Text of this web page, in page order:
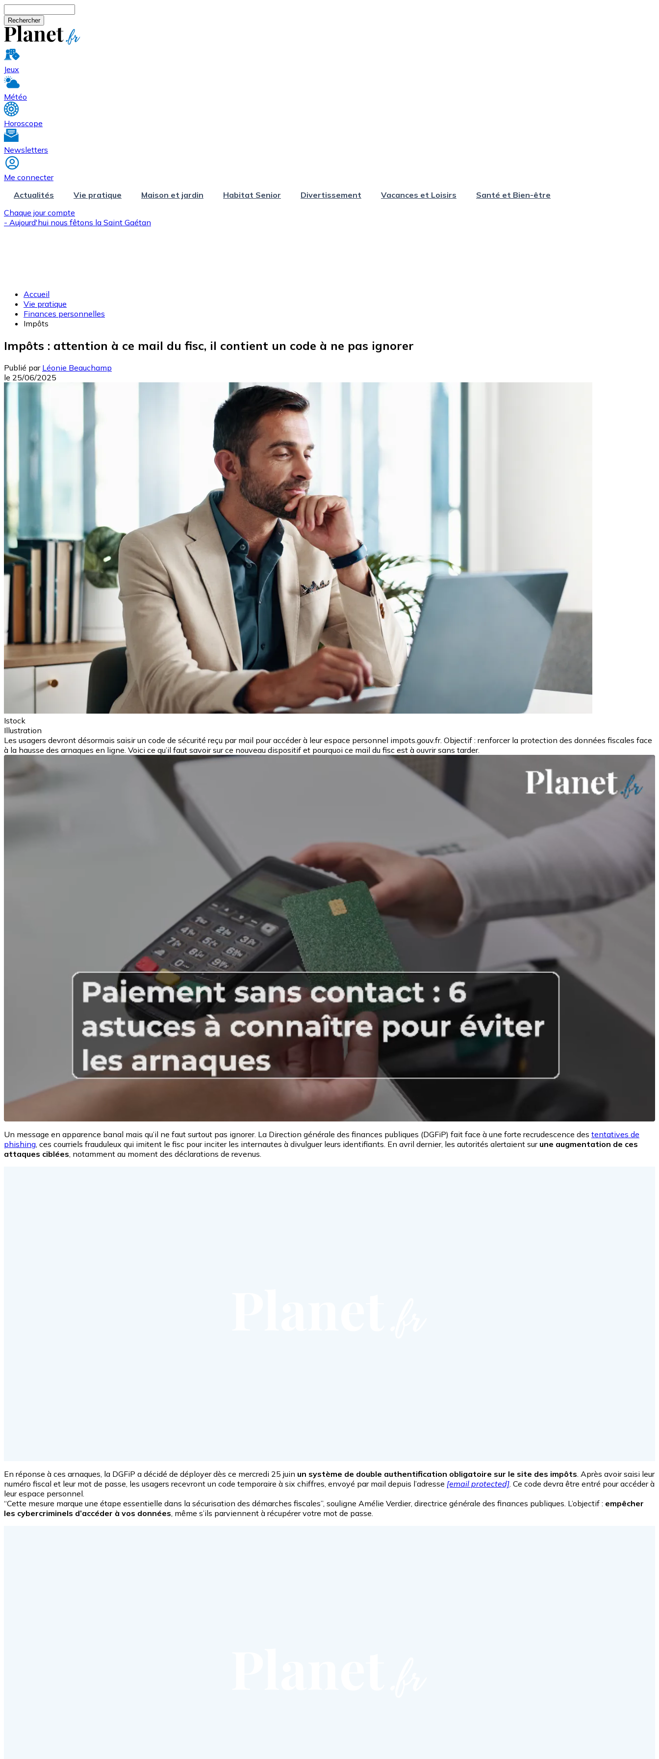
Jeux
Météo
Horoscope
Newsletters
Me connecter
Actualités
Vie pratique Maison et jardin Habitat Senior Divertissement Vacances et Loisirs
Santé et Bien-être
Chaque jour compte
- Aujourd'hui nous fêtons la Saint Gaétan
Accueil
Vie pratique
Finances personnelles
Impôts
Impôts : attention à ce mail du fisc, il contient un code à ne pas ignorer
Publié par Léonie Beauchamp
le 25/06/2025
Istock
Illustration
Les usagers devront désormais saisir un code de sécurité reçu par mail pour accéder à leur espace personnel impots.gouv.fr. Objectif : renforcer la protection des données fiscales face
à la hausse des arnaques en ligne. Voici ce qu’il faut savoir sur ce nouveau dispositif et pourquoi ce mail du fisc est à ouvrir sans tarder.
Un message en apparence banal mais qu’il ne faut surtout pas ignorer. La Direction générale des finances publiques (DGFiP) fait face à une forte recrudescence des tentatives de
phishing , ces courriels frauduleux qui imitent le fisc pour inciter les internautes à divulguer leurs identifiants. En avril dernier, les autorités alertaient sur une augmentation de ces
attaques ciblées , notamment au moment des déclarations de revenus.
En réponse à ces arnaques, la DGFiP a décidé de déployer dès ce mercredi 25 juin un système de double authentification obligatoire sur le site des impôts . Après avoir saisi leur
numéro fiscal et leur mot de passe, les usagers recevront un code temporaire à six chiffres, envoyé par mail depuis l’adresse [email protected] . Ce code devra être entré pour accéder à
leur espace personnel.
“Cette mesure marque une étape essentielle dans la sécurisation des démarches fiscales”, souligne Amélie Verdier, directrice générale des finances publiques. L’objectif : empêcher
les cybercriminels d’accéder à vos données , même s’ils parviennent à récupérer votre mot de passe.